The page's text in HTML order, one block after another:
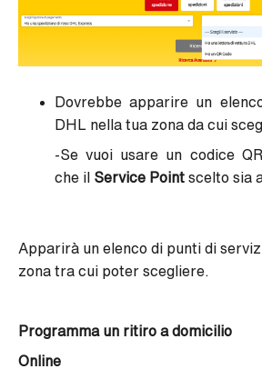
Dovrebbe apparire un
DHL nella tua zona da cui
-Se vuoi usare un codice
che il Service Point scelto sia
Apparirà un elenco di punti di
zona tra cui poter scegliere.
Programma un ritiro a domicilio
Online